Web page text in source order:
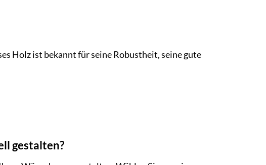
Holz ist bekannt für seine Robustheit, seine gute
gestalten?